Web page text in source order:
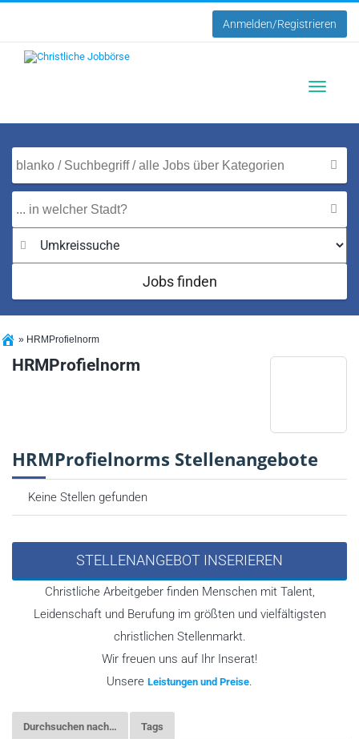
Anmelden/Registrieren
Jobs finden
» HRMProfielnorm
HRMProfielnorm
HRMProfielnorms Stellenangebote
Keine Stellen gefunden
STELLENANGEBOT INSERIEREN
Christliche Arbeitgeber finden Menschen mit Talent,
Leidenschaft und Berufung im größten und vielfältigsten
christlichen Stellenmarkt.
Wir freuen uns auf Ihr Inserat!
Unsere Leistungen und Preise.
Durchsuchen nach… Tags